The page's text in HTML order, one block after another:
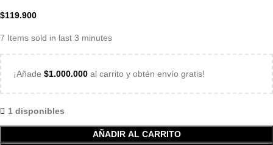
$119.900
7 Items sold in last 3 minutes
¡Añade $1.000.000 al carrito y obtén envío gratis!
1 disponibles
AÑADIR AL CARRITO